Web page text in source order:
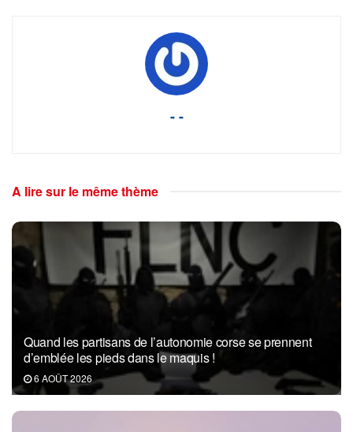
- -
A lire sur le même thème
Quand les partisans de l’autonomie corse se prennent
d’emblée les pieds dans le maquis !
6 AOÛT 2026